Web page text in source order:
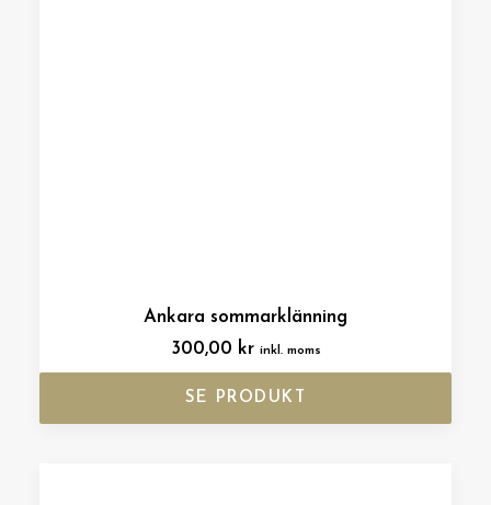
Ankara sommarklänning
300,00 kr inkl. moms
SE PRODUKT